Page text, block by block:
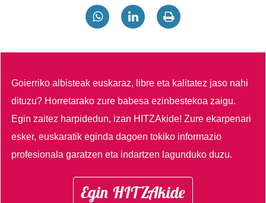
Goierriko albisteak euskaraz, libre eta kalitatez jaso nahi
dituzu? Horretarako zure babesa ezinbestekoa zaigu.
Egin zaitez harpidedun, izan HITZAkide!Zure ekarpenari
esker, euskaratik eginda dagoen tokiko informazio
profesionala garatzen eta indartzen lagunduko duzu.
Egin HITZAkide